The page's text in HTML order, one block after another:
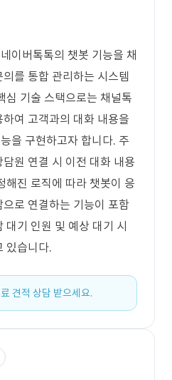
이버톡톡의 챗봇 기능을 채
를 통합 관리하는 시스템
심 기술 스택으로는 채널톡
여 고객과의 대화 내용을
을 구현하고자 합니다. 주
원 연결 시 이전 대화 내용
해진 로직에 따라 챗봇이 응
로 연결하는 기능이 포함
기 인원 및 예상 대기 시
있습니다.
견적 상담 받으세요.